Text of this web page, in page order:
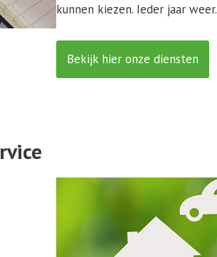
kunnen kiezen. Ieder jaar weer.
Bekijk hier onze diensten